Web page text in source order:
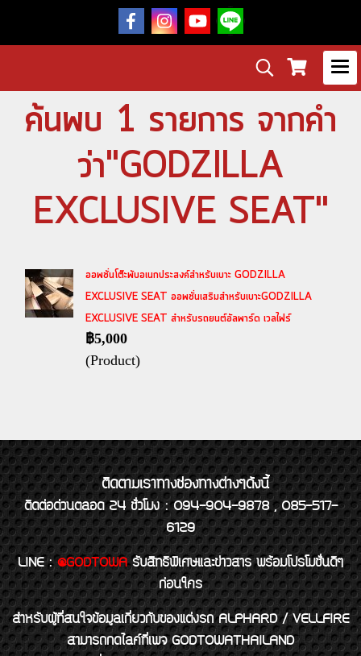
ค้นพบ 1 รายการ จากคำ
ว่า"GODZILLA
EXCLUSIVE SEAT"
ออพชั่นโต๊ะพับอเนกประสงค์สำหรับเบาะ GODZILLA
EXCLUSIVE SEAT ออพชั่นเสริมสำหรับเบาะGODZILLA
EXCLUSIVE SEAT สำหรับรถยนต์อัลพาร์ด เวลไฟร์
฿5,000
(Product)
ติดตามเราทางช่องทางต่างๆดังนี้
ติดต่อด่วนตลอด 24 ชั่วโมง : 094-904-9878 , 085-517-
6129
LINE : @GODTOWA รับสิทธิพิเศษและข่าวสาร พร้อมโปรโมชั่นดีๆ
ก่อนใคร
สำหรับผู้ที่สนใจข้อมูลเกี่ยวกับของแต่งรถ ALPHARD / VELLFIRE
สามารถกดไลค์ที่เพจ GODTOWATHAILAND